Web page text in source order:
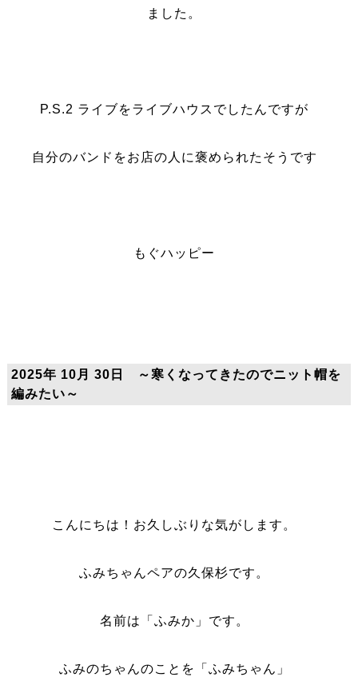
ました。
P.S.2 ライブをライブハウスでしたんですが
自分のバンドをお店の人に褒められたそうです
もぐハッピー
2025年 10月 30日 ～寒くなってきたのでニット帽を
編みたい～
こんにちは！お久しぶりな気がします。
ふみちゃんペアの久保杉です。
名前は「ふみか」です。
ふみのちゃんのことを「ふみちゃん」